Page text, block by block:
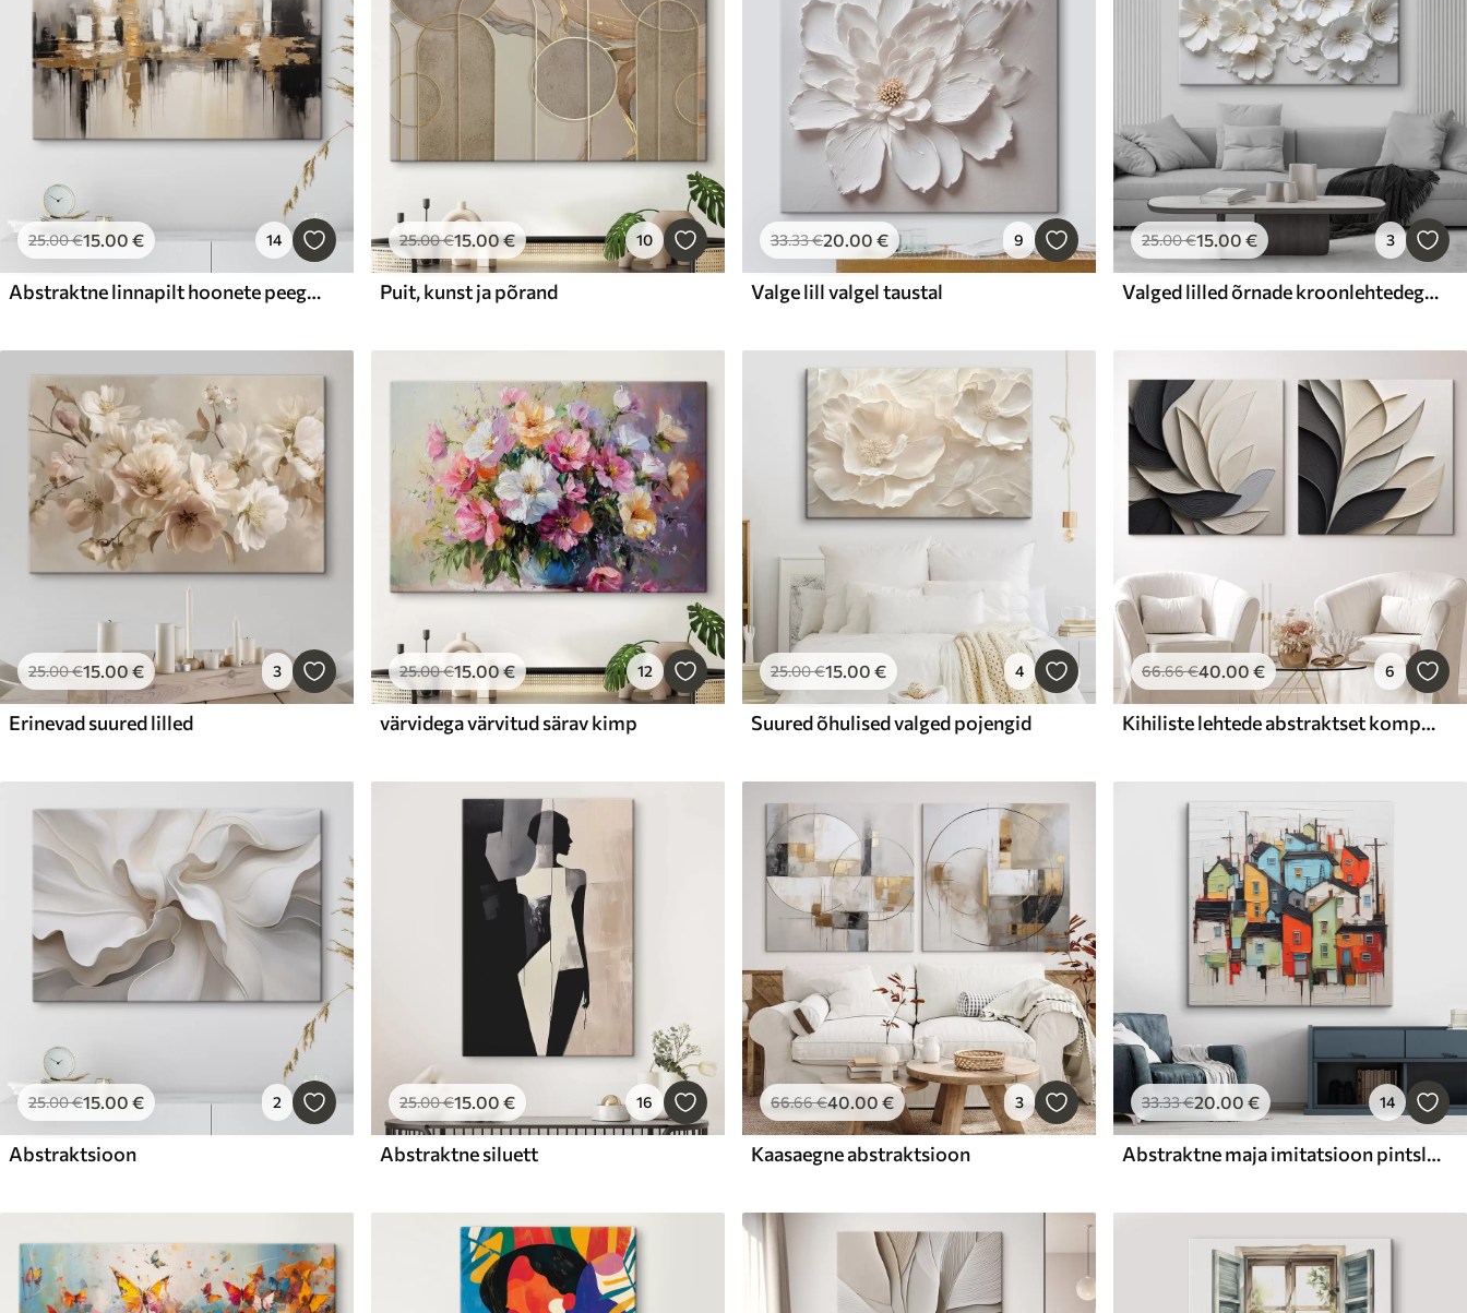
25.00€15.00 € 14
Abstraktne linnapilt hoonete peegeldustega vees, mis on loodud neutraalsetes toonides ja soojade toonide aktsentidega
25.00€15.00€ 10
Puit, kunst ja põrand
33.33€20.00 € 9
Valge lill valgel taustal
25.00€15.00 € 3
Valged lilled õrnade kroonlehtedega, mis on paigutatud kauni lillemustriga heledal taustal
25.00€15.00 € 3
Erinevad suured lilled
25.00€15.00€ 12
värvidega värvitud särav kimp
25.00€15.00 € 4
Suured õhulised valged pojengid
66.66€40.00 € 6
Kihiliste lehtede abstraktset kompositsiooni, mustades, valgetes ja beežides toonides kõveraid kujundeid, tekstuuriga kunst
25.00€15.00 € 2
Abstraktsioon
25.00€15.00 € 16
Abstraktne siluett
66.66€40.00 € 3
Kaasaegne abstraktsioon
33.33€20.00 € 14
Abstraktne maja imitatsioon pintslitõmme